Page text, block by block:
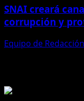
SNAI creará
corrupción y
Equipo de Redacción